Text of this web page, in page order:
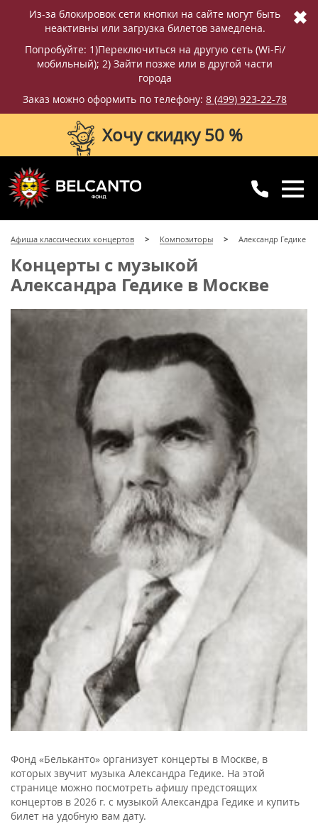
Из-за блокировок сети кнопки на сайте могут быть
неактивны или загрузка билетов замедлена.
Попробуйте: 1)Переключиться на другую сеть (Wi-Fi/
мобильный); 2) Зайти позже или в другой части
города
Заказ можно оформить по телефону: 8 (499) 923-22-78
✖
Хочу скидку 50 %
8 (499) 923-22-78
8 (800) 770-09-71
для регионов
Афиша классических концертов Композиторы Александр Гедике
Концерты с музыкой
Александра Гедике в Москве
Фонд «Бельканто» организует концерты в Москве, в
которых звучит музыка Александра Гедике. На этой
странице можно посмотреть афишу предстоящих
концертов в 2026 г. с музыкой Александра Гедике и купить
билет на удобную вам дату.